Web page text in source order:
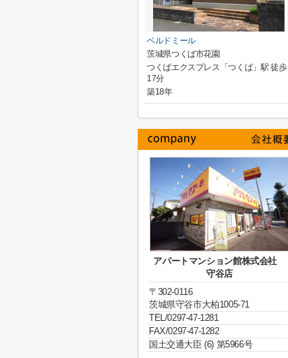
ベルドミール
茨城県つくば市花園
つくばエクスプレス「つくば」駅 徒歩
17分
築18年
アパートマンション館株式会社
守谷店
〒302-0116
茨城県守谷市大柏1005-71
TEL/0297-47-1281
FAX/0297-47-1282
国土交通大臣 (6) 第5966号